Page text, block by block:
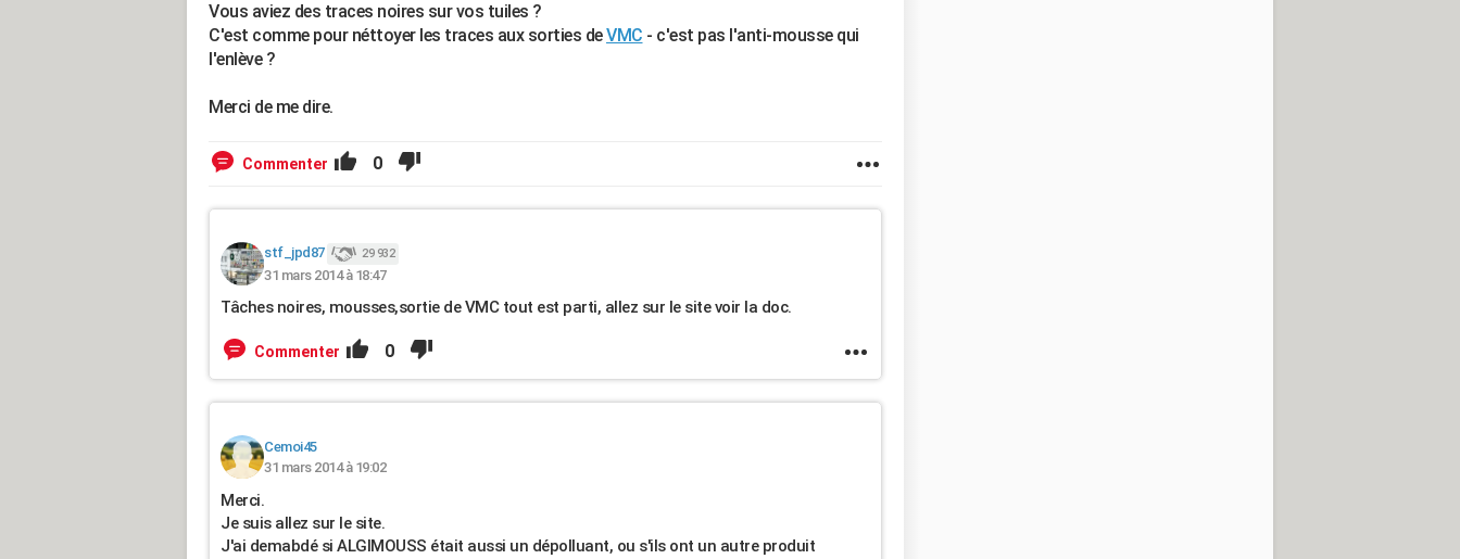
Vous aviez des traces noires sur vos tuiles ?
C'est comme pour néttoyer les traces aux sorties deVMC - c'est pas l'anti-mousse qui
l'enlève ?
Merci de me dire.
Commenter 0
stf_jpd87 29 932
31 mars 2014 à 18:47
Tâches noires, mousses,sortie de VMC tout est parti, allez sur le site voir la doc.
Commenter 0
Cemoi45
31 mars 2014 à 19:02
Merci.
Je suis allez sur le site.
J'ai demabdé si ALGIMOUSS était aussi un dépolluant, ou s'ils ont un autre produit